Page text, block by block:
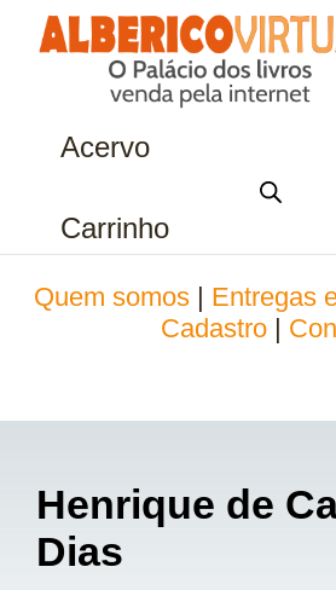
Acervo
Carrinho
Quem somos Entregas
Cadastro
Henrique de
Dias